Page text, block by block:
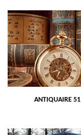
ANTIQUAIRE 51